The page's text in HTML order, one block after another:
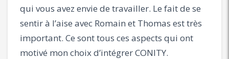
qui vous avez envie de travailler. Le fait de se
sentir à l’aise avec Romain et Thomas est très
important. Ce sont tous ces aspects qui ont
motivé mon choix d’intégrer CONITY.